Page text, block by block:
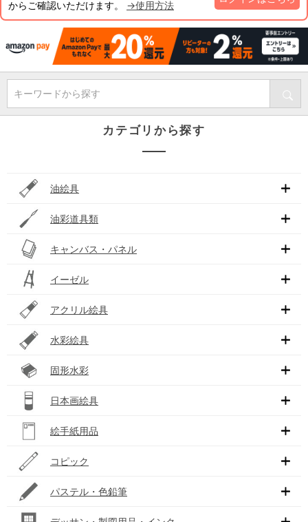
からご確認いただけます。 →使用方法
キーワードから探す
カテゴリから探す
油絵具
油彩道具類
キャンバス・パネル
イーゼル
アクリル絵具
水彩絵具
固形水彩
日本画絵具
絵手紙用品
コピック
パステル・色鉛筆